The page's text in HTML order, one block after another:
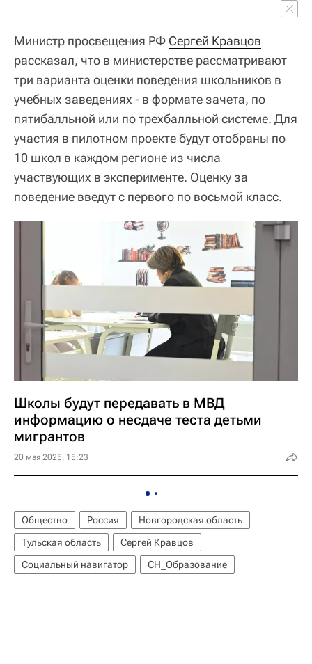
Министр просвещения РФ Сергей Кравцов
рассказал, что в министерстве рассматривают
три варианта оценки поведения школьников в
учебных заведениях - в формате зачета, по
пятибалльной или по трехбалльной системе. Для
участия в пилотном проекте будут отобраны по
10 школ в каждом регионе из числа
участвующих в эксперименте. Оценку за
поведение введут с первого по восьмой класс.
Школы будут передавать в МВД
информацию о несдаче теста детьми
мигрантов
20 мая 2025, 15:23
Общество Россия
Новгородская область
Тульская область
Сергей Кравцов
Социальный навигатор
СН_Образование